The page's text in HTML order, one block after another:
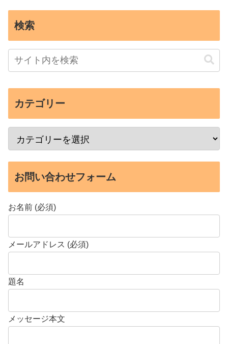
検索
カテゴリー
お問い合わせフォーム
お名前 (必須)
メールアドレス (必須)
題名
メッセージ本文